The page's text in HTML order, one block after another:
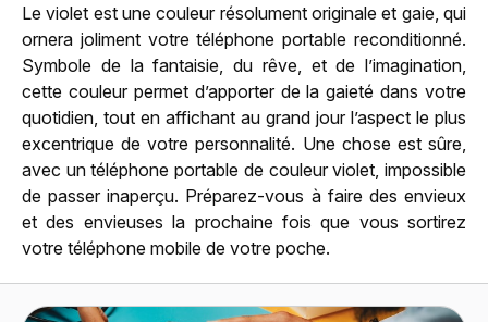
Le violet est une couleur résolument originale et gaie, qui
ornera joliment votre téléphone portable reconditionné.
Symbole de la fantaisie, du rêve, et de l’imagination,
cette couleur permet d’apporter de la gaieté dans votre
quotidien, tout en affichant au grand jour l’aspect le plus
excentrique de votre personnalité. Une chose est sûre,
avec un téléphone portable de couleur violet, impossible
de passer inaperçu. Préparez-vous à faire des envieux
et des envieuses la prochaine fois que vous sortirez
votre téléphone mobile de votre poche.